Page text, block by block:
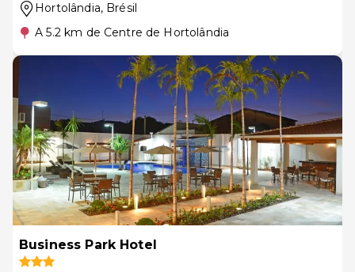
Hortolândia, Brésil
A 5.2 km de Centre de Hortolândia
Business Park Hotel